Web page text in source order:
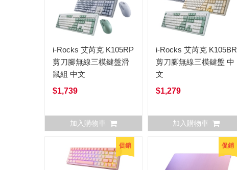
i-Rocks 艾芮克 K105RP
剪刀腳無線三模鍵盤滑
鼠組 中文
$1,739
加入購物車
i-Rocks 艾芮克 K105BR
剪刀腳無線三模鍵盤 中
文
$1,279
加入購物車
促銷 促銷